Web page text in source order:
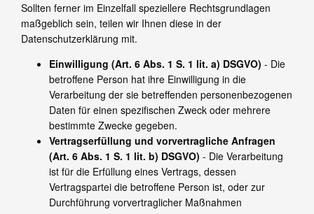
Sollten ferner im Einzelfall speziellere Rechtsgrundlagen
maßgeblich sein, teilen wir Ihnen diese in der
Datenschutzerklärung mit.
Einwilligung (Art. 6 Abs. 1 S. 1 lit. a) DSGVO) - Die
betroffene Person hat ihre Einwilligung in die
Verarbeitung der sie betreffenden personenbezogenen
Daten für einen spezifischen Zweck oder mehrere
bestimmte Zwecke gegeben.
Vertragserfüllung und vorvertragliche Anfragen
(Art. 6 Abs. 1 S. 1 lit. b) DSGVO) - Die Verarbeitung
ist für die Erfüllung eines Vertrags, dessen
Vertragspartei die betroffene Person ist, oder zur
Durchführung vorvertraglicher Maßnahmen